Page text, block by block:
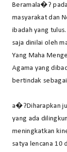
Beramala�?
masyarakat dan
ibadah yang
saja dinilai oleh
Yang Maha
Agama yang
bertindak sebagai
a�?Diharapkan
yang ada
meningkatkan
satya lencana 10